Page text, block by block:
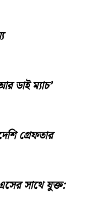
ডাই ম্যাচ’
গ্রেফতার
সাথে যুক্ত: